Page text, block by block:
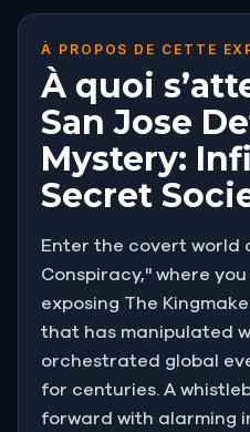
À PROPOS DE CETTE
À quoi
San Jose
Mystery:
Secret
Enter the covert world
Conspiracy," where
exposing The
that has manipulated
orchestrated global
for centuries. A
forward with alarming